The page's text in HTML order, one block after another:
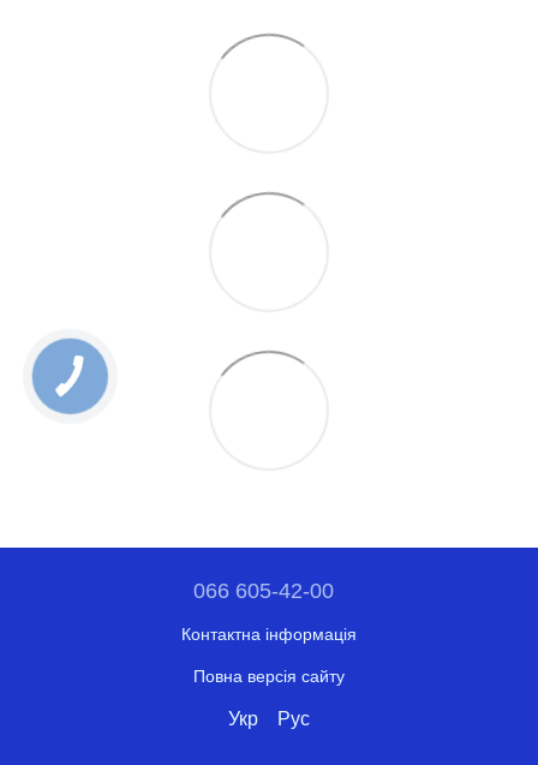
066 605-42-00
Контактна інформація
Повна версія сайту
Укр Рус